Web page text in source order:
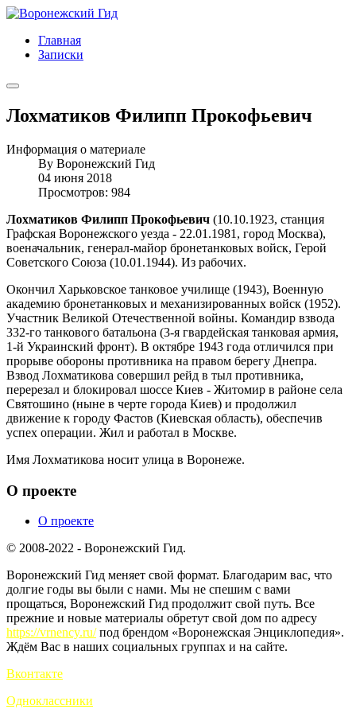
Главная
Записки
Лохматиков Филипп Прокофьевич
Информация о материале
By Воронежский Гид
04 июня 2018
Просмотров: 984
Лохматиков Филипп Прокофьевич (10.10.1923, станция
Графская Воронежского уезда - 22.01.1981, город Москва),
военачальник, генерал-майор бронетанковых войск, Герой
Советского Союза (10.01.1944). Из рабочих.
Окончил Харьковское танковое училище (1943), Военную
академию бронетанковых и механизированных войск (1952).
Участник Великой Отечественной войны. Командир взвода
332-го танкового батальона (3-я гвардейская танковая армия,
1-й Украинский фронт). В октябре 1943 года отличился при
прорыве обороны противника на правом берегу Днепра.
Взвод Лохматикова совершил рейд в тыл противника,
перерезал и блокировал шоссе Киев - Житомир в районе села
Святошино (ныне в черте города Киев) и продолжил
движение к городу Фастов (Киевская область), обеспечив
успех операции. Жил и работал в Москве.
Имя Лохматикова носит улица в Воронеже.
О проекте
О проекте
© 2008-2022 - Воронежский Гид.
Воронежский Гид меняет свой формат. Благодарим вас, что
долгие годы вы были с нами. Мы не спешим с вами
прощаться, Воронежский Гид продолжит свой путь. Все
прежние и новые материалы обретут свой дом по адресу
https://vrnency.ru/под брендом «Воронежская Энциклопедия».
Ждём Вас в наших социальных группах и на сайте.
Вконтакте
Одноклассники